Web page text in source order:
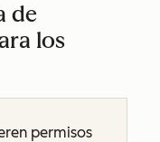
de
los
permisos